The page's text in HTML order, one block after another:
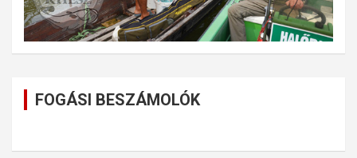
FOGÁSI BESZÁMOLÓK